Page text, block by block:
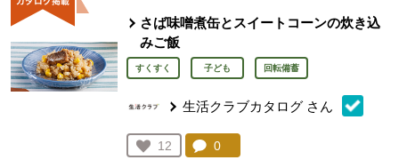
さば味噌煮缶とスイートコーンの炊き込
みご飯
すくすく 子ども 回転備蓄
生活クラブカタログ さん
お気に入り登録：
12
人が登録
コメント：
0